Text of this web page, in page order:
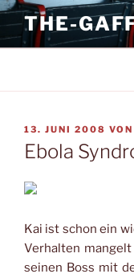
Zum
Inhalt
springen
THE-
VERÖFFENTLICHT
AM
13. JUNI 2008 VON
Ebola
Kai ist schon ein
Verhalten
seinen Boss mit